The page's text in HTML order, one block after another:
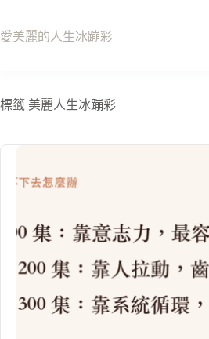
至
容
愛美麗的人生冰蹦彩
標籤 美麗人生冰蹦彩